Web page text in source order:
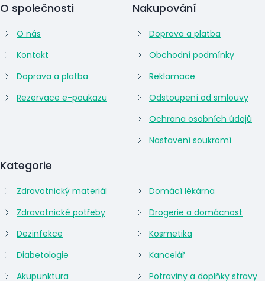
O společnosti
O nás
Kontakt
Doprava a platba
Rezervace e-poukazu
Kategorie
Zdravotnický materiál
Zdravotnické potřeby
Dezinfekce
Diabetologie
Akupunktura
Domácí lékárna
Drogerie a domácnost
Kosmetika
Kancelář
Potraviny a doplňky stravy
Nakupování
Doprava a platba
Obchodní podmínky
Reklamace
Odstoupení od smlouvy
Ochrana osobních údajů
Nastavení soukromí